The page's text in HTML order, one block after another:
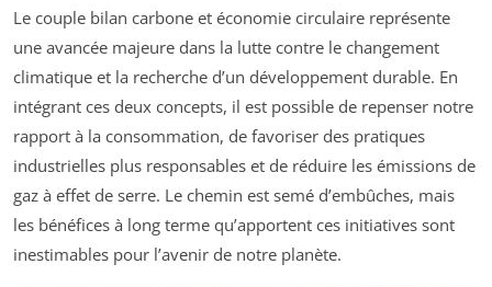
Le couple bilan carbone et économie circulaire représente
une avancée majeure dans la lutte contre le changement
climatique et la recherche d’un développement durable. En
intégrant ces deux concepts, il est possible de repenser notre
rapport à la consommation, de favoriser des pratiques
industrielles plus responsables et de réduire les émissions de
gaz à effet de serre. Le chemin est semé d’embûches, mais
les bénéfices à long terme qu’apportent ces initiatives sont
inestimables pour l’avenir de notre planète.